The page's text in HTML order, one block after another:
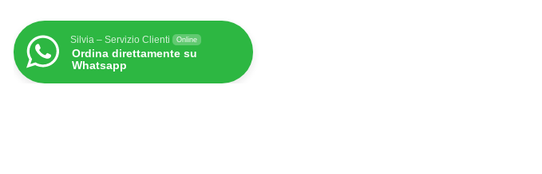
Silvia – Servizio Clienti Online
Ordina direttamente su
Whatsapp